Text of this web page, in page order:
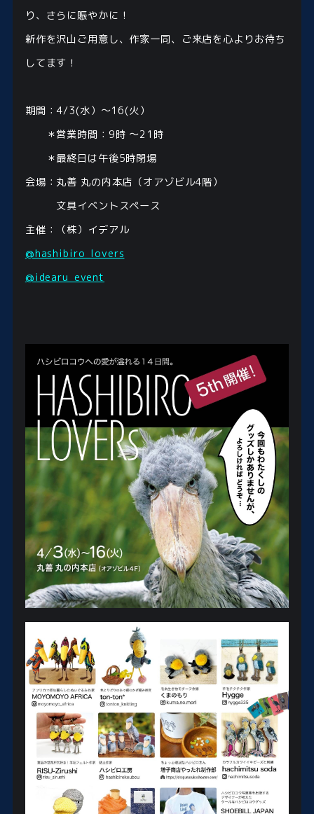
り、さらに賑やかに！
新作を沢山ご用意し、作家一同、ご来店を心よりお待ち
してます！
期間：4/3(水）〜16(火）
＊営業時間：9時 〜21時
＊最終日は午後5時閉場
会場：丸善 丸の内本店（オアゾビル4階）
文具イベントスペース
主催：（株）イデアル
@hashibiro_lovers
@idearu_event